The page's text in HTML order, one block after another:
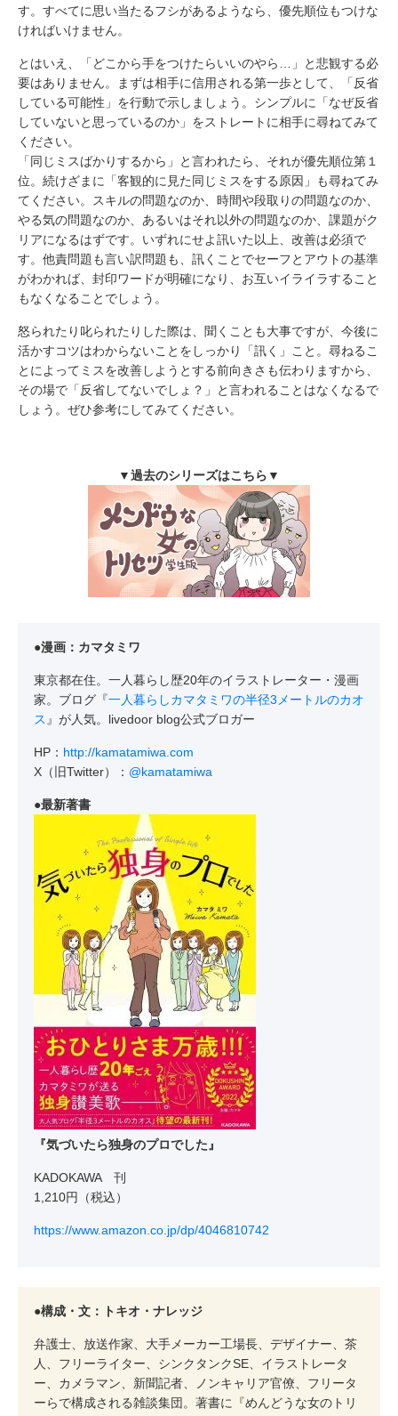
す。すべてに思い当たるフシがあるようなら、優先順位もつけな
ければいけません。
とはいえ、「どこから手をつけたらいいのやら…」と悲観する必
要はありません。まずは相手に信用される第一歩として、「反省
している可能性」を行動で示しましょう。シンプルに「なぜ反省
していないと思っているのか」をストレートに相手に尋ねてみて
ください。
「同じミスばかりするから」と言われたら、それが優先順位第１
位。続けざまに「客観的に見た同じミスをする原因」も尋ねてみ
てください。スキルの問題なのか、時間や段取りの問題なのか、
やる気の問題なのか、あるいはそれ以外の問題なのか、課題がク
リアになるはずです。いずれにせよ訊いた以上、改善は必須で
す。他責問題も言い訳問題も、訊くことでセーフとアウトの基準
がわかれば、封印ワードが明確になり、お互いイライラすること
もなくなることでしょう。
怒られたり叱られたりした際は、聞くことも大事ですが、今後に
活かすコツはわからないことをしっかり「訊く」こと。尋ねるこ
とによってミスを改善しようとする前向きさも伝わりますから、
その場で「反省してないでしょ？」と言われることはなくなるで
しょう。ぜひ参考にしてみてください。
▼過去のシリーズはこちら▼
●漫画：カマタミワ
東京都在住。一人暮らし歴20年のイラストレーター・漫画
家。ブログ『一人暮らしカマタミワの半径3メートルのカオ
ス 』が人気。livedoor blog公式ブロガー
HP： http://kamatamiwa.com
X（旧Twitter）： @kamatamiwa
●最新著書
『気づいたら独身のプロでした』
KADOKAWA 刊
1,210円（税込）
https://www.amazon.co.jp/dp/4046810742
●構成・文：トキオ・ナレッジ
弁護士、放送作家、大手メーカー工場長、デザイナー、茶
人、フリーライター、シンクタンクSE、イラストレータ
ー、カメラマン、新聞記者、ノンキャリア官僚、フリータ
ーらで構成される雑談集団。著書に『めんどうな女のトリ